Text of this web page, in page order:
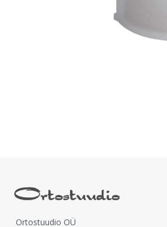
Ortostuudio OÜ